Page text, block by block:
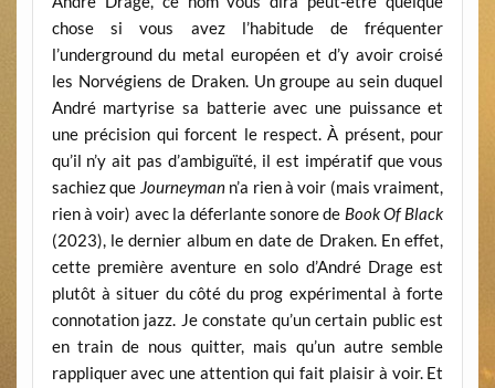
chose si vous avez l’habitude de fréquenter
l’underground du metal européen et d’y avoir croisé
les Norvégiens de Draken. Un groupe au sein duquel
André martyrise sa batterie avec une puissance et
une précision qui forcent le respect. À présent, pour
qu’il n’y ait pas d’ambiguïté, il est impératif que vous
sachiez que Journeymann’a rien à voir (mais vraiment,
rien à voir) avec la déferlante sonore de Book Of Black
(2023), le dernier album en date de Draken. En effet,
cette première aventure en solo d’André Drage est
plutôt à situer du côté du prog expérimental à forte
connotation jazz. Je constate qu’un certain public est
en train de nous quitter, mais qu’un autre semble
rappliquer avec une attention qui fait plaisir à voir. Et